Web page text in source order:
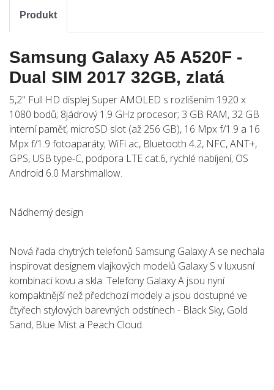
Produkt
Samsung Galaxy A5 A520F -
Dual SIM 2017 32GB, zlatá
5,2" Full HD displej Super AMOLED s rozlišením 1920 x
1080 bodů; 8jádrový 1.9 GHz procesor; 3 GB RAM, 32 GB
interní paměť, microSD slot (až 256 GB), 16 Mpx f/1.9 a 16
Mpx f/1.9 fotoaparáty; WiFi ac, Bluetooth 4.2, NFC, ANT+,
GPS, USB type-C, podpora LTE cat.6, rychlé nabíjení, OS
Android 6.0 Marshmallow.
Nádherný design
Nová řada chytrých telefonů Samsung Galaxy A se nechala
inspirovat designem vlajkových modelů Galaxy S v luxusní
kombinaci kovu a skla. Telefony Galaxy A jsou nyní
kompaktnější než předchozí modely a jsou dostupné ve
čtyřech stylových barevných odstínech - Black Sky, Gold
Sand, Blue Mist a Peach Cloud.